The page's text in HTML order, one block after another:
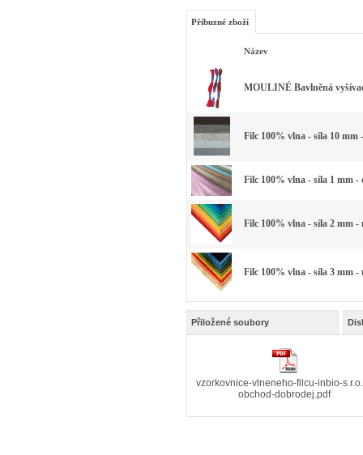
Příbuzné zboží
Název
MOULINÉ Bavlněná
Filc 100% vlna - síla 10 mm
Filc 100% vlna - síla 1 mm
Filc 100% vlna - síla 2 mm -
Filc 100% vlna - síla 3 mm -
Přiložené soubory
vzorkovnice-vlneneho-filcu-inbio-
obchod-dobrodej.pdf